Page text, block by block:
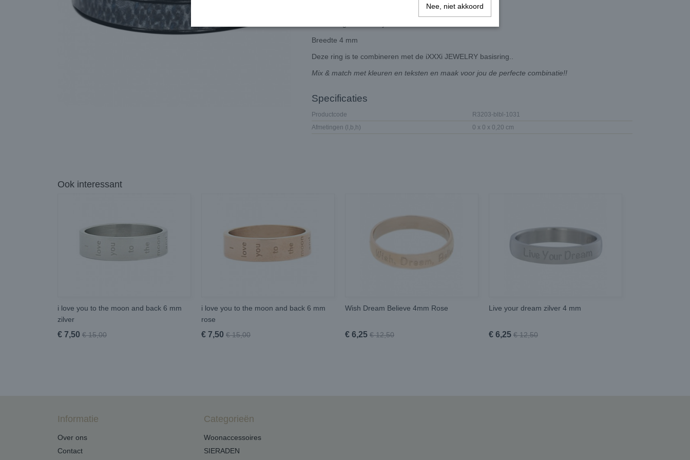
Breedte 4 mm
Deze ring is te combineren met de iXXXi JEWELRY basisring..
Mix & match met kleuren en teksten en maak voor jou de perfecte combinatie!!
Specificaties
Productcode
R3203-blbl-1031
Afmetingen (l,b,h)
0 x 0 x 0,20 cm
Ook interessant
i love you to the moon and back 6 mm
zilver
€ 7,50 € 15,00
i love you to the moon and back 6 mm
rose
€ 7,50 € 15,00
Wish Dream Believe 4mm Rose
€ 6,25 € 12,50
Live your dream zilver 4 mm
€ 6,25 € 12,50
Informatie
Over ons
Contact
Categorieën
Woonaccessoires
SIERADEN
Nee, niet akkoord